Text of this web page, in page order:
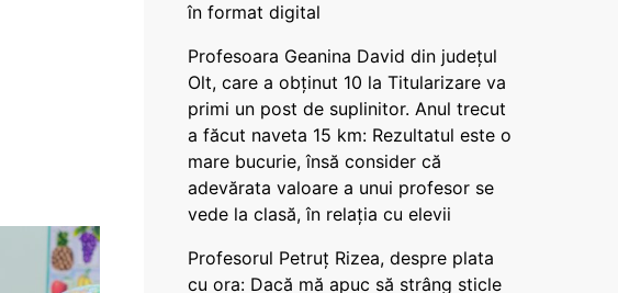
în format digital
Profesoara Geanina David din județul
Olt, care a obținut 10 la Titularizare va
primi un post de suplinitor. Anul trecut
a făcut naveta 15 km: Rezultatul este o
mare bucurie, însă consider că
adevărata valoare a unui profesor se
vede la clasă, în relația cu elevii
Profesorul Petruț Rizea, despre plata
cu ora: Dacă mă apuc să strâng sticle